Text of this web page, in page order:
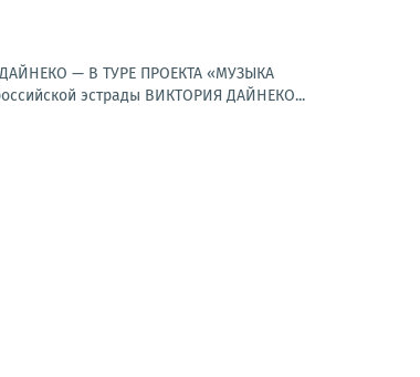
ДАЙНЕКО — В ТУРЕ ПРОЕКТА «МУЗЫКА
эстрады ВИКТОРИЯ ДАЙНЕКО...